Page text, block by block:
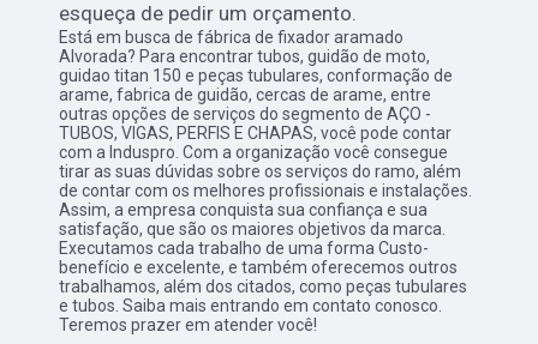
esqueça de pedir um orçamento.
Está em busca de fábrica de fixador aramado
Alvorada? Para encontrar tubos, guidão de moto,
guidao titan 150 e peças tubulares, conformação de
arame, fabrica de guidão, cercas de arame, entre
outras opções de serviços do segmento de AÇO -
TUBOS, VIGAS, PERFIS E CHAPAS, você pode contar
com a Induspro. Com a organização você consegue
tirar as suas dúvidas sobre os serviços do ramo, além
de contar com os melhores profissionais e instalações.
Assim, a empresa conquista sua confiança e sua
satisfação, que são os maiores objetivos da marca.
Executamos cada trabalho de uma forma Custo-
benefício e excelente, e também oferecemos outros
trabalhamos, além dos citados, como peças tubulares
e tubos. Saiba mais entrando em contato conosco.
Teremos prazer em atender você!